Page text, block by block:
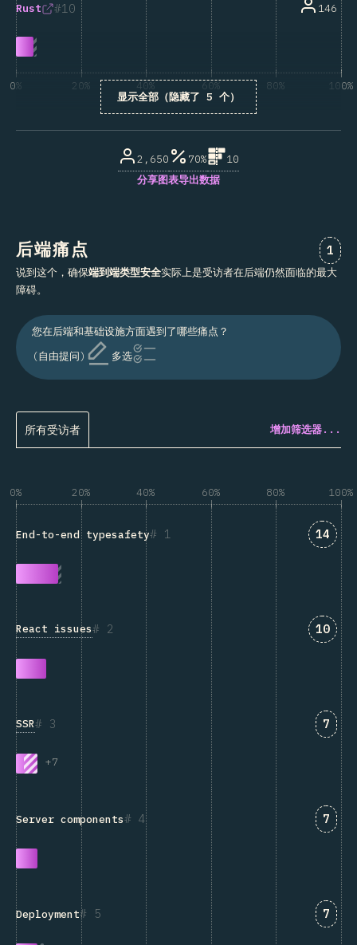
10
Rust 146
显示全部（隐藏了 5 个）
0% 20% 40% 60% 80% 100%
2,650 70%
10
分享图表导出数据
后端痛点 对“
1
说到这个，确保端到端类型安全实际上是受访者在后端仍然面临的最大
障碍。
您在后端和基础设施方面遇到了哪些痛点？
(自由提问)
多选
所有受访者 增加筛选器...
0% 20% 40% 60% 80% 100%
1
End-to-end typesafety 匹配
14
2
React issues 匹配
10
3
SSR
+7
匹配
7
4
Server components 匹配
7
5
Deployment 匹配
7